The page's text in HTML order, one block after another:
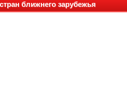
ближнего зарубежья